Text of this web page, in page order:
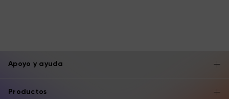
Apoyo y ayuda
Productos